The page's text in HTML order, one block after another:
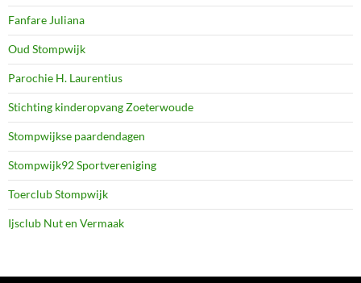
Fanfare Juliana
Oud Stompwijk
Parochie H. Laurentius
Stichting kinderopvang Zoeterwoude
Stompwijkse paardendagen
Stompwijk92 Sportvereniging
Toerclub Stompwijk
Ijsclub Nut en Vermaak